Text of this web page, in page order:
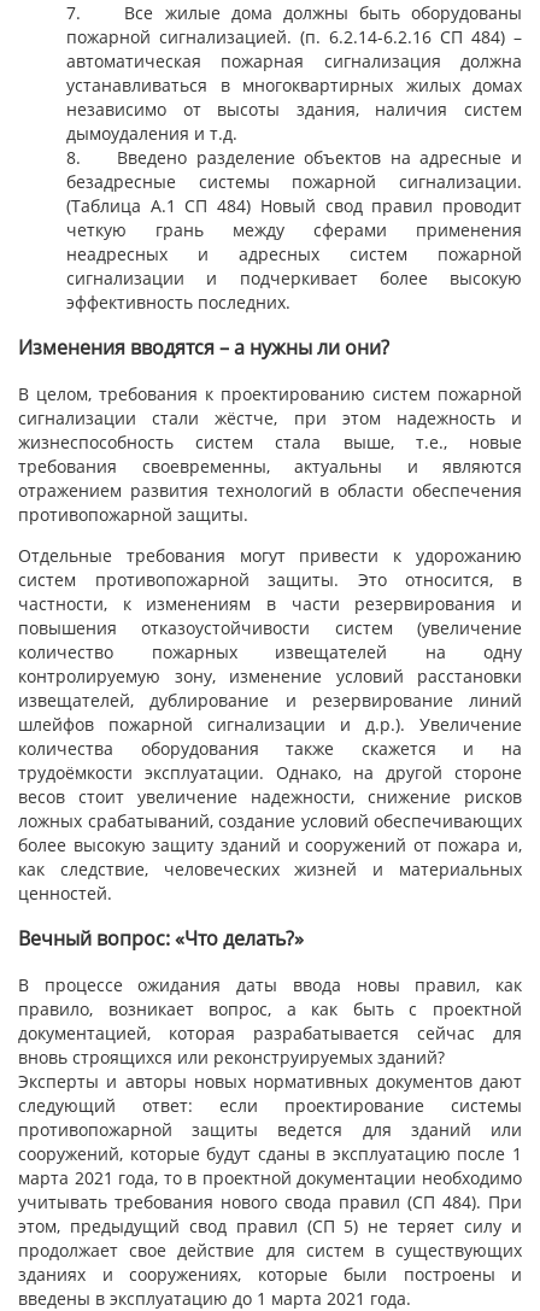
7. Все жилые дома должны быть оборудованы
пожарной сигнализацией. (п. 6.2.14-6.2.16 СП 484) –
автоматическая пожарная сигнализация должна
устанавливаться в многоквартирных жилых домах
независимо от высоты здания, наличия систем
дымоудаления и т.д.
8. Введено разделение объектов на адресные и
безадресные системы пожарной сигнализации.
(Таблица А.1 СП 484) Новый свод правил проводит
четкую грань между сферами применения
неадресных и адресных систем пожарной
сигнализации и подчеркивает более высокую
эффективность последних.
Изменения вводятся – а нужны ли они?
В целом, требования к проектированию систем пожарной
сигнализации стали жёстче, при этом надежность и
жизнеспособность систем стала выше, т.е., новые
требования своевременны, актуальны и являются
отражением развития технологий в области обеспечения
противопожарной защиты.
Отдельные требования могут привести к удорожанию
систем противопожарной защиты. Это относится, в
частности, к изменениям в части резервирования и
повышения отказоустойчивости систем (увеличение
количество пожарных извещателей на одну
контролируемую зону, изменение условий расстановки
извещателей, дублирование и резервирование линий
шлейфов пожарной сигнализации и д.р.). Увеличение
количества оборудования также скажется и на
трудоёмкости эксплуатации. Однако, на другой стороне
весов стоит увеличение надежности, снижение рисков
ложных срабатываний, создание условий обеспечивающих
более высокую защиту зданий и сооружений от пожара и,
как следствие, человеческих жизней и материальных
ценностей.
Вечный вопрос: «Что делать?»
В процессе ожидания даты ввода новы правил, как
правило, возникает вопрос, а как быть с проектной
документацией, которая разрабатывается сейчас для
вновь строящихся или реконструируемых зданий?
Эксперты и авторы новых нормативных документов дают
следующий ответ: если проектирование системы
противопожарной защиты ведется для зданий или
сооружений, которые будут сданы в эксплуатацию после 1
марта 2021 года, то в проектной документации необходимо
учитывать требования нового свода правил (СП 484). При
этом, предыдущий свод правил (СП 5) не теряет силу и
продолжает свое действие для систем в существующих
зданиях и сооружениях, которые были построены и
введены в эксплуатацию до 1 марта 2021 года.